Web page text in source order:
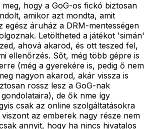
meg, hogy a GoG-os fickó biztosan
amikor azt mondta, amit
egész áruház a DRM-mentességen
Letöltheted a játékot 'simán'
ahová akarod, és ott teszed fel,
ellenőrzés. Sőt, még több gépre is
(még a gyerekére is, pedig ő nem
nagyon akarod, akár vissza is
rossz lesz a GoG-nak
de ők nme így
csak az online szolgáltatásokra
az emberek nagy része nem
annyit, hogy ha nincs hivatalos